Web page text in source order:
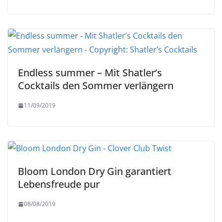
Endless summer – Mit Shatler’s
Cocktails den Sommer verlängern
11/09/2019
Bloom London Dry Gin garantiert
Lebensfreude pur
08/08/2019